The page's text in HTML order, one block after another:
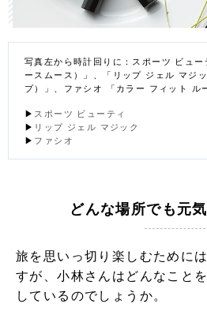
写真左から時計回りに：スポーツ ビュ
ースムース）」、「リップ ジェル マジ
プ）」、ファシオ 「カラー フィット ル
▶ スポーツ ビューティ
▶ リップ ジェル マジック
▶ ファシオ
どんな場所でも元
旅を思いっ切り楽しむために
すが、小林さんはどんなこと
しているのでしょうか。